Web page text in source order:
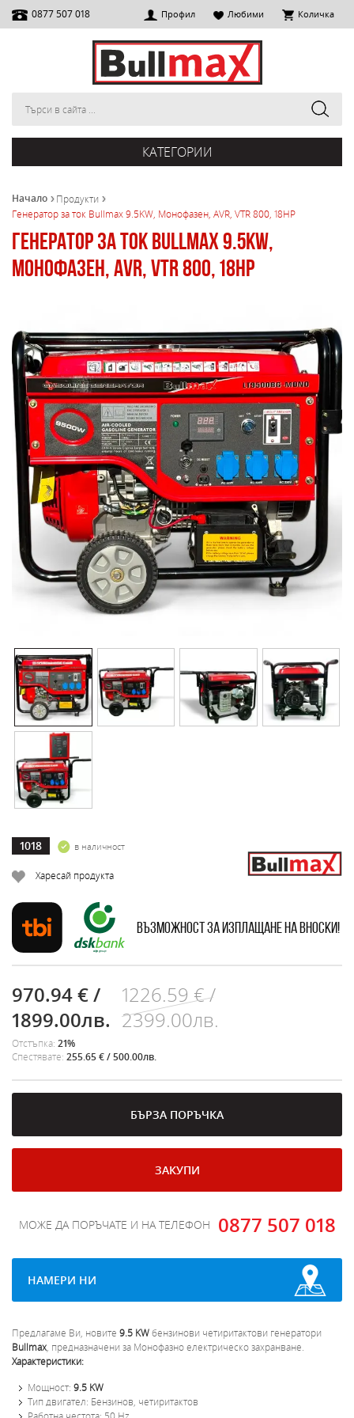
0877 507 018 Профил Любими Количка
КАТЕГОРИИ
Начало
Продукти
Генератор за ток Bullmax 9.5KW, Монофазен, AVR, VTR 800, 18HP
Генератор за ток Bullmax 9.5KW,
Монофазен, AVR, VTR 800, 18HP
1018 в наличност
Харесай продукта
Възможност за изплащане на вноски!
970.94 € /
1899.00лв.
1226.59 € /
2399.00лв.
Отстъпка: 21%
Спестявате: 255.65 € / 500.00лв.
БЪРЗА ПОРЪЧКА
ЗАКУПИ
МОЖЕ ДА ПОРЪЧАТЕ И НА ТЕЛЕФОН 0877 507 018
НАМЕРИ НИ
Предлагаме Ви, новите 9.5 KWбензинови четиритактови генератори
Bullmax , предназначени за Монофазно електрическо захранване.
Характеристики:
Мощност: 9.5 KW
Тип двигател: Бензинов, четиритактов